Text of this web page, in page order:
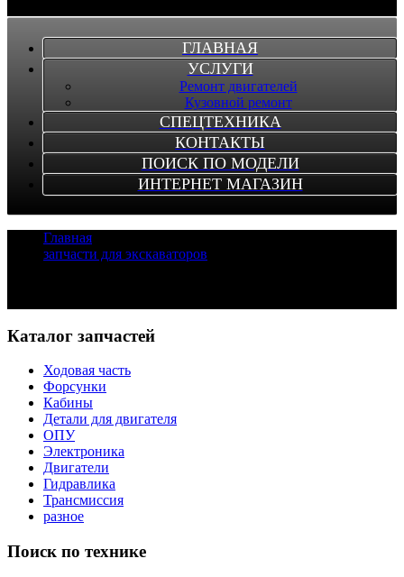
ГЛАВНАЯ
УСЛУГИ
Ремонт двигателей
Кузовной ремонт
СПЕЦТЕХНИКА
КОНТАКТЫ
ПОИСК ПО МОДЕЛИ
ИНТЕРНЕТ МАГАЗИН
Главная
запчасти для экскаваторов
Каталог запчастей
Ходовая часть
Форсунки
Кабины
Детали для двигателя
ОПУ
Электроника
Двигатели
Гидравлика
Трансмиссия
разное
Поиск по технике